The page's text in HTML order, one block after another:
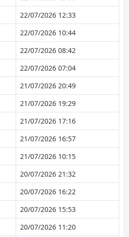
22/07/2026 12:33
22/07/2026 10:44
22/07/2026 08:42
22/07/2026 07:04
21/07/2026 20:49
21/07/2026 19:29
21/07/2026 17:16
21/07/2026 16:57
21/07/2026 10:15
20/07/2026 21:32
20/07/2026 16:22
20/07/2026 15:53
20/07/2026 11:20